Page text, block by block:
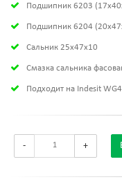
Подшипник 6203
Подшипник 6204
Сальник 25x47x10
Смазка сальника
Подходит на Indesit
- +